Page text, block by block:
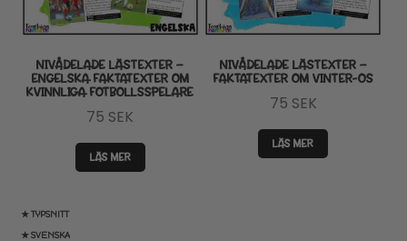
★ TYPSNITT
★ SVENSKA
NIVÅDELADE LÄSTEXTER –
ENGELSKA FAKTATEXTER OM
KVINNLIGA FOTBOLLSSPELARE
75 SEK
LÄS MER
NIVÅDELADE LÄSTEXTER –
FAKTATEXTER OM VINTER-OS
75 SEK
LÄS MER